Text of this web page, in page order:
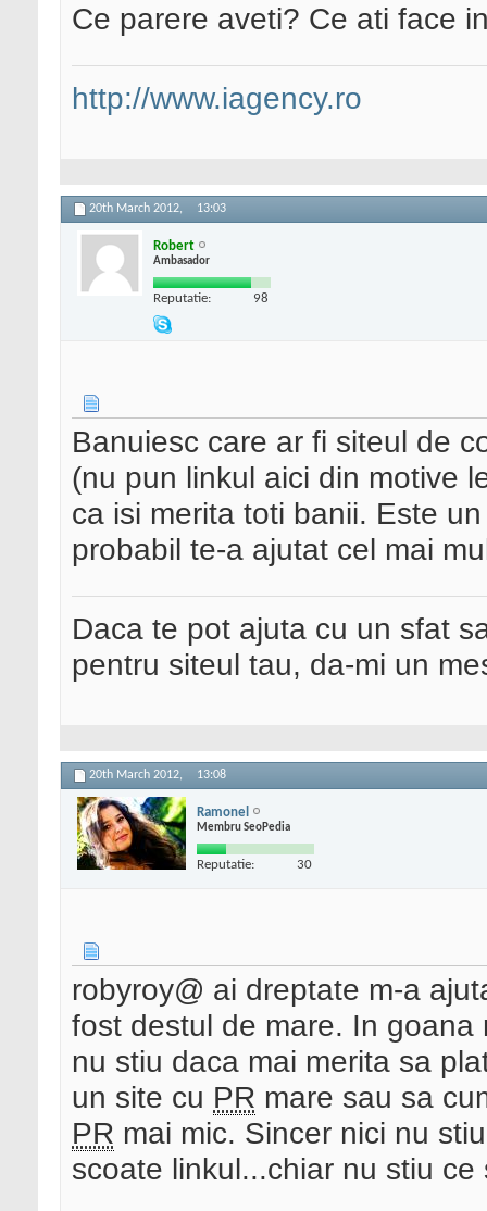
Ce parere aveti? Ce ati face
http://www.iagency.ro
20th March 2012, 13:03
Robert
Ambasador
Reputatie: 98
Banuiesc care ar fi siteul de
(nu pun linkul aici din motive
ca isi merita toti banii. Este
probabil te-a ajutat cel mai
Daca te pot ajuta cu un sfat
pentru siteul tau, da-mi un
20th March 2012, 13:08
Ramonel
Membru SeoPedia
Reputatie: 30
robyroy@ ai dreptate m-a
fost destul de mare. In
nu stiu daca mai merita sa
un site cu PR mare sau sa
PR mai mic. Sincer nici nu
scoate linkul...chiar nu stiu ce